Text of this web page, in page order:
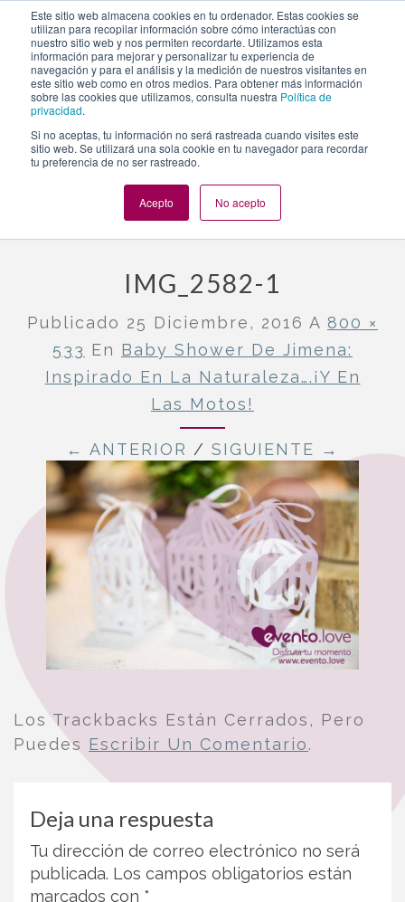
Este sitio web almacena cookies en tu ordenador. Estas cookies se
utilizan para recopilar información sobre cómo interactúas con
nuestro sitio web y nos permiten recordarte. Utilizamos esta
información para mejorar y personalizar tu experiencia de
navegación y para el análisis y la medición de nuestros visitantes en
este sitio web como en otros medios. Para obtener más información
sobre las cookies que utilizamos, consulta nuestra Política de
privacidad.
Si no aceptas, tu información no será rastreada cuando visites este
sitio web. Se utilizará una sola cookie en tu navegador para recordar
tu preferencia de no ser rastreado.
Acepto No acepto
https://www.evento.love/blog/baby-shower-jimena-
inspirado-la-naturaleza-las-motos-madrid/img_2582-1/
Nuestros eventos »Baby shower de Jimena:
inspirado en la naturaleza….¡y en las motos!»
IMG_2582-1
Publicado 25 Diciembre, 2016 A 800 ×
533 En Baby Shower De Jimena:
Inspirado En La Naturaleza….¡y En
Las Motos!
← ANTERIOR / SIGUIENTE →
Los Trackbacks Están Cerrados, Pero
Puedes Escribir Un Comentario.
Deja una respuesta
Tu dirección de correo electrónico no será
publicada. Los campos obligatorios están
marcados con *